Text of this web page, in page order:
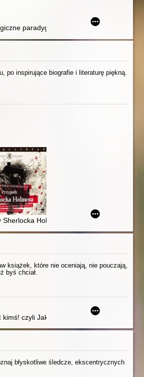
paradygmaty korzystania z mediów
po inspirujące biografie i literaturę piękną.
Sherlocka Holmesa
książek, które nie oceniają, nie pouczają,
byś chciał.
i młodzieży z zespołem Aspergera
kimś! czyli Jak osiągnąć cele w czasach,
błyskotliwe śledcze, ekscentrycznych